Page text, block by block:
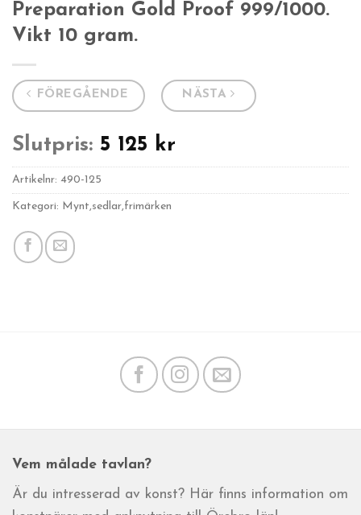
Preparation Gold Proof 999/1000.
Vikt 10 gram.
FÖREGÅENDE NÄSTA
Slutpris: 5 125 kr
Artikelnr: 490-125
Kategori: Mynt,sedlar,frimärken
Vem målade tavlan?
Är du intresserad av konst? Här finns information om